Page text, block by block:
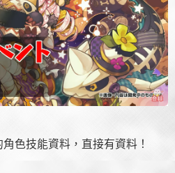
色技能資料，直接有資料！